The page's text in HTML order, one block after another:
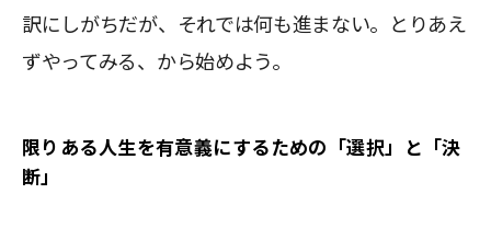
訳にしがちだが、それでは何も進まない。とりあえ
ずやってみる、から始めよう。
限りある人生を有意義にするための「選択」と「決
断」